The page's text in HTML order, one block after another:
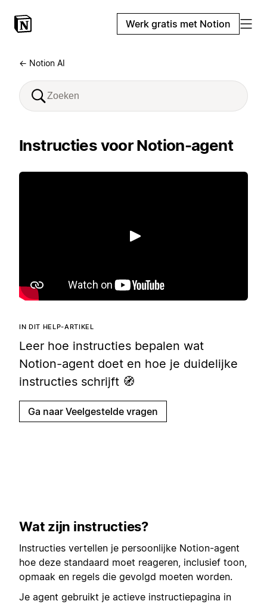
Werk gratis met Notion
← Notion AI
Instructies voor Notion-agent
Afspelen
IN DIT HELP-ARTIKEL
Leer hoe instructies bepalen wat
Notion-agent doet en hoe je duidelijke
instructies schrijft 🧭
Ga naar Veelgestelde vragen
Wat zijn instructies?
Instructies vertellen je persoonlijke Notion-agent
hoe deze standaard moet reageren, inclusief toon,
opmaak en regels die gevolgd moeten worden.
Je agent gebruikt je actieve instructiepagina in